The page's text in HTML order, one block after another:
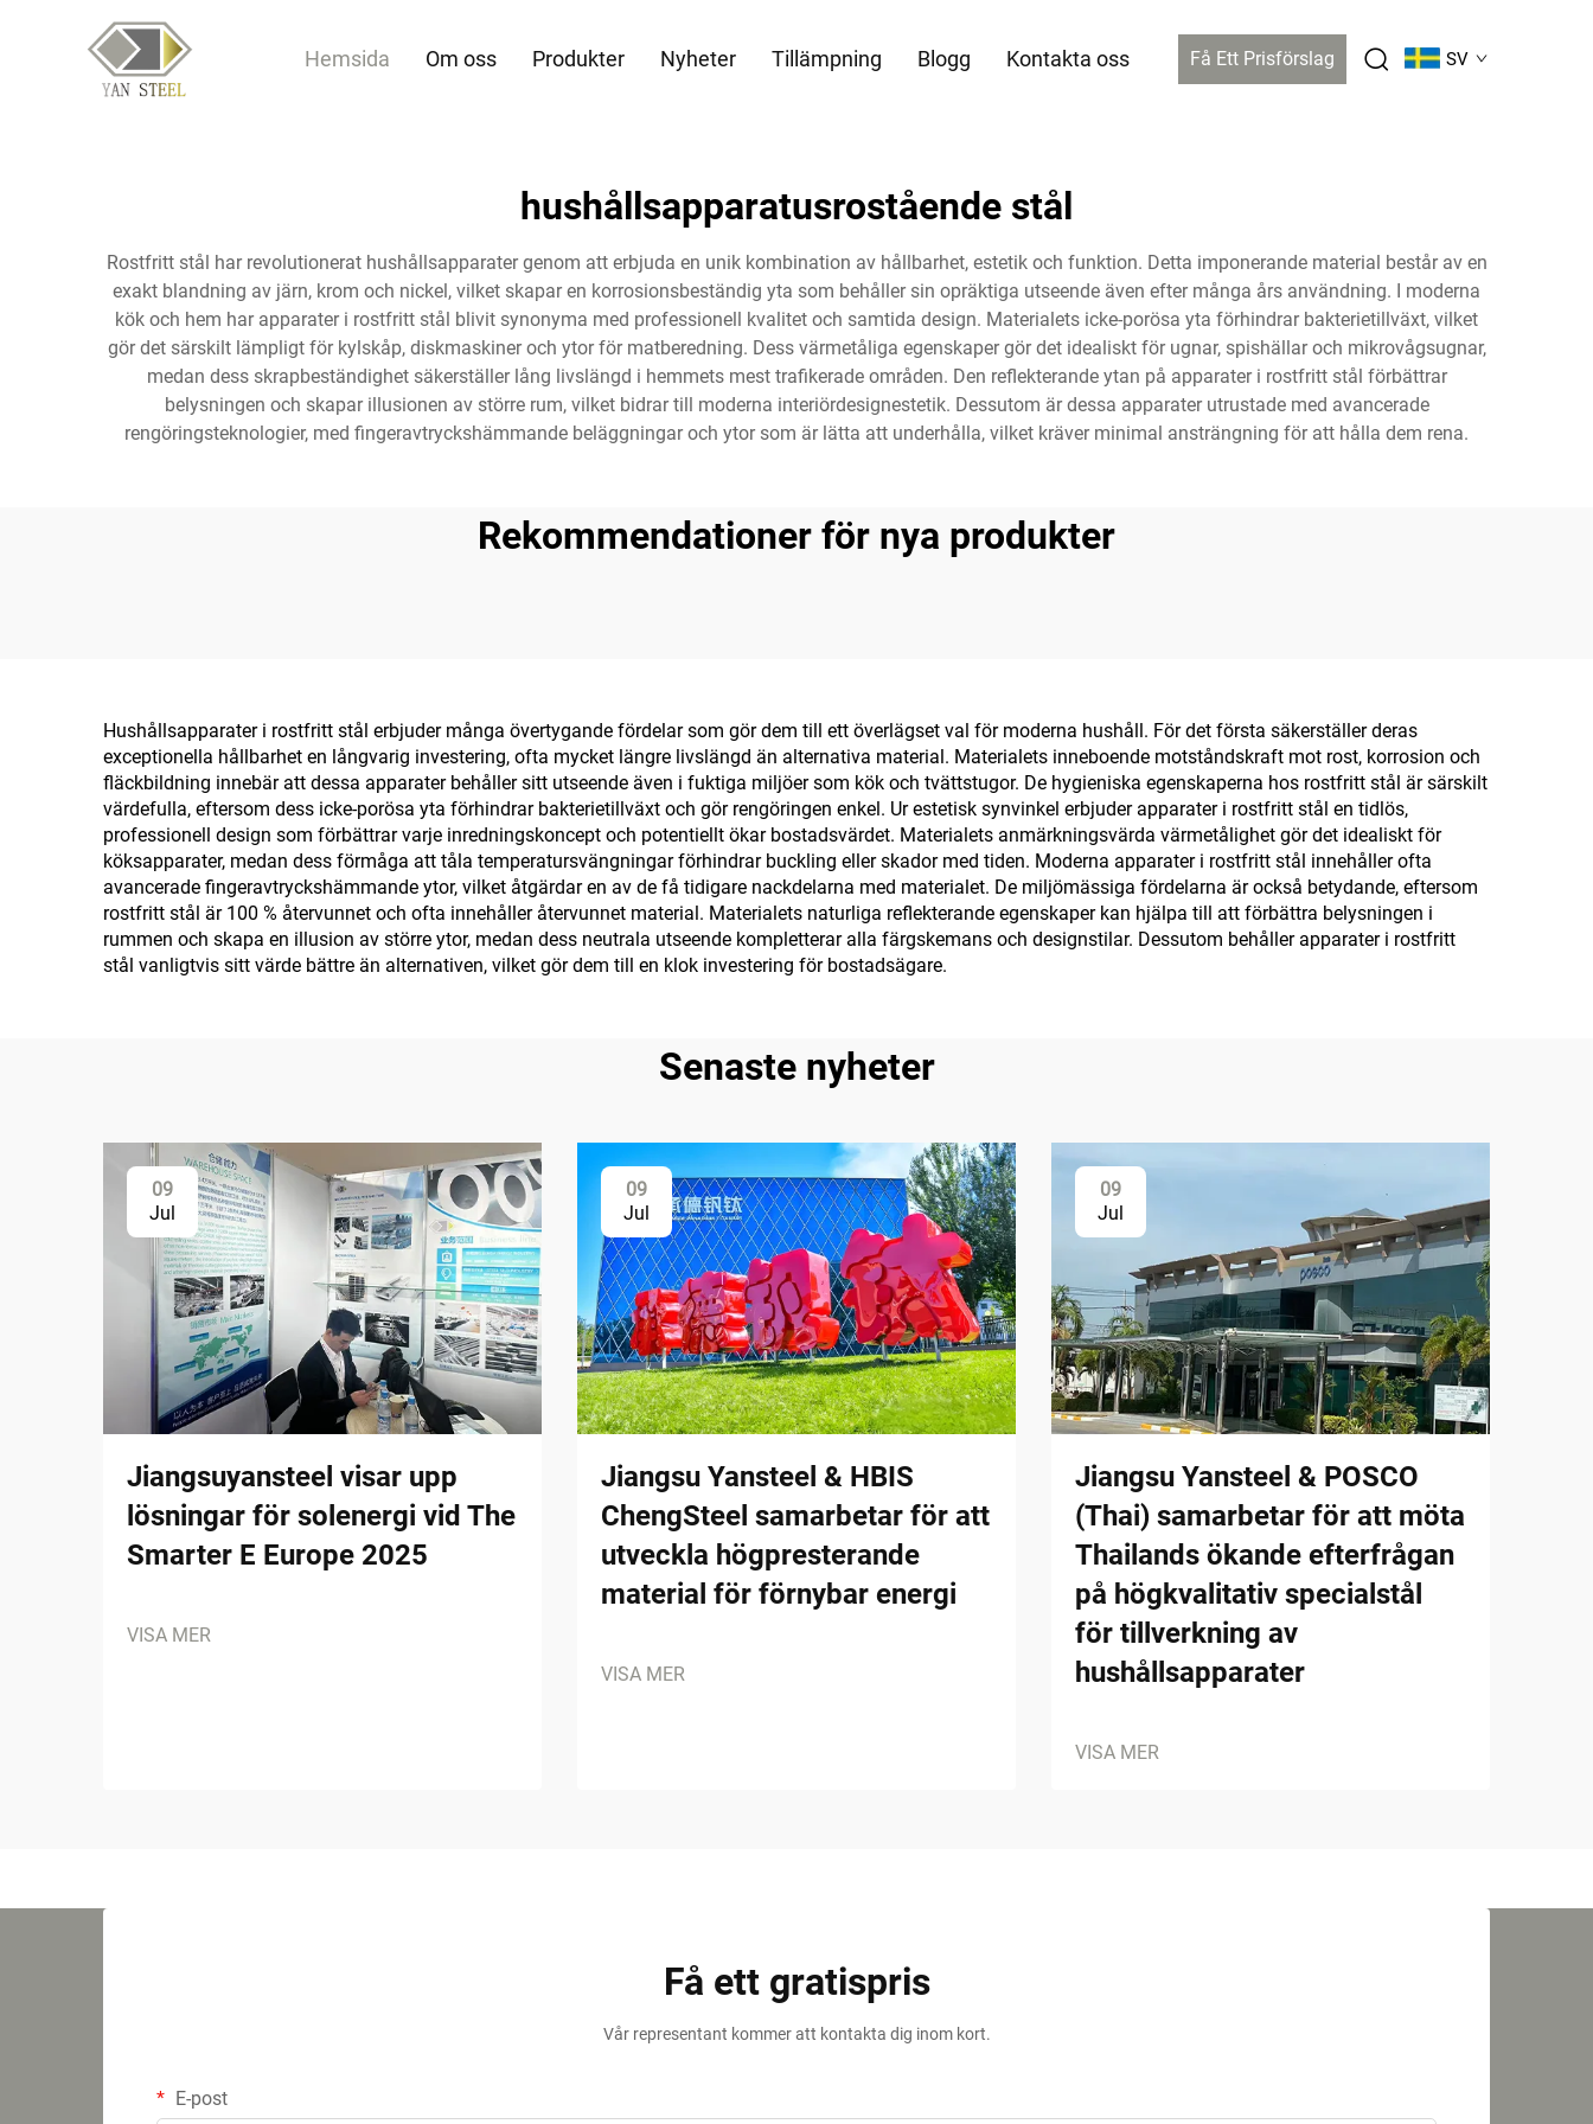
Hemsida Om oss Produkter Nyheter Tillämpning Blogg Kontakta oss Få Ett Prisförslag SV
hushållsapparatusrostående stål
Rostfritt stål har revolutionerat hushållsapparater genom att erbjuda en unik kombination av hållbarhet, estetik och funktion. Detta imponerande material består av en
exakt blandning av järn, krom och nickel, vilket skapar en korrosionsbeständig yta som behåller sin opräktiga utseende även efter många års användning. I moderna
kök och hem har apparater i rostfritt stål blivit synonyma med professionell kvalitet och samtida design. Materialets icke-porösa yta förhindrar bakterietillväxt, vilket
gör det särskilt lämpligt för kylskåp, diskmaskiner och ytor för matberedning. Dess värmetåliga egenskaper gör det idealiskt för ugnar, spishällar och mikrovågsugnar,
medan dess skrapbeständighet säkerställer lång livslängd i hemmets mest trafikerade områden. Den reflekterande ytan på apparater i rostfritt stål förbättrar
belysningen och skapar illusionen av större rum, vilket bidrar till moderna interiördesignestetik. Dessutom är dessa apparater utrustade med avancerade
rengöringsteknologier, med fingeravtryckshämmande beläggningar och ytor som är lätta att underhålla, vilket kräver minimal ansträngning för att hålla dem rena.
Rekommendationer för nya produkter
Hushållsapparater i rostfritt stål erbjuder många övertygande fördelar som gör dem till ett överlägset val för moderna hushåll. För det första säkerställer deras
exceptionella hållbarhet en långvarig investering, ofta mycket längre livslängd än alternativa material. Materialets inneboende motståndskraft mot rost, korrosion och
fläckbildning innebär att dessa apparater behåller sitt utseende även i fuktiga miljöer som kök och tvättstugor. De hygieniska egenskaperna hos rostfritt stål är särskilt
värdefulla, eftersom dess icke-porösa yta förhindrar bakterietillväxt och gör rengöringen enkel. Ur estetisk synvinkel erbjuder apparater i rostfritt stål en tidlös,
professionell design som förbättrar varje inredningskoncept och potentiellt ökar bostadsvärdet. Materialets anmärkningsvärda värmetålighet gör det idealiskt för
köksapparater, medan dess förmåga att tåla temperatursvängningar förhindrar buckling eller skador med tiden. Moderna apparater i rostfritt stål innehåller ofta
avancerade fingeravtryckshämmande ytor, vilket åtgärdar en av de få tidigare nackdelarna med materialet. De miljömässiga fördelarna är också betydande, eftersom
rostfritt stål är 100 % återvunnet och ofta innehåller återvunnet material. Materialets naturliga reflekterande egenskaper kan hjälpa till att förbättra belysningen i
rummen och skapa en illusion av större ytor, medan dess neutrala utseende kompletterar alla färgskemans och designstilar. Dessutom behåller apparater i rostfritt
stål vanligtvis sitt värde bättre än alternativen, vilket gör dem till en klok investering för bostadsägare.
Senaste nyheter
09
Jul
Jiangsuyansteel visar upp
lösningar för solenergi vid The
Smarter E Europe 2025
VISA MER
09
Jul
Jiangsu Yansteel & HBIS
ChengSteel samarbetar för att
utveckla högpresterande
material för förnybar energi
VISA MER
09
Jul
Jiangsu Yansteel & POSCO
(Thai) samarbetar för att möta
Thailands ökande efterfrågan
på högkvalitativ specialstål
för tillverkning av
hushållsapparater
VISA MER
Få ett gratispris
Vår representant kommer att kontakta dig inom kort.
E-post